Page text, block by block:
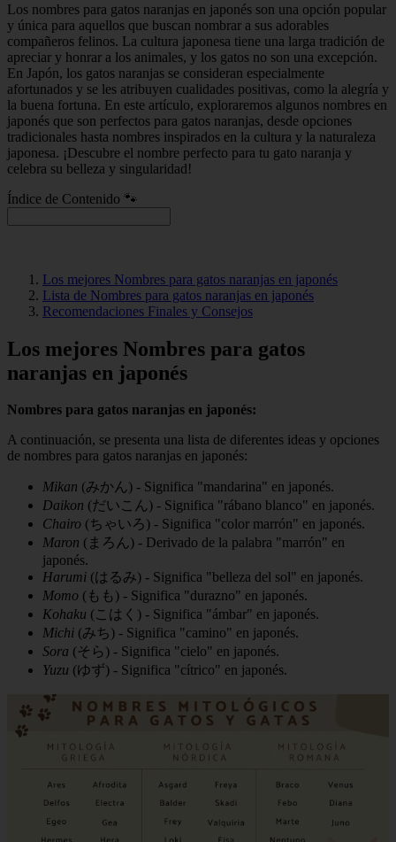
Los nombres para gatos naranjas en japonés son una opción popular
y única para aquellos que buscan nombrar a sus adorables
compañeros felinos. La cultura japonesa tiene una larga tradición de
apreciar y honrar a los animales, y los gatos no son una excepción.
En Japón, los gatos naranjas se consideran especialmente
afortunados y se les atribuyen cualidades positivas, como la alegría y
la buena fortuna. En este artículo, exploraremos algunos nombres en
japonés que son perfectos para gatos naranjas, desde opciones
tradicionales hasta nombres inspirados en la cultura y la naturaleza
japonesa. ¡Descubre el nombre perfecto para tu gato naranja y
celebra su belleza y singularidad!
Índice de Contenido 🐾
Los mejores Nombres para gatos naranjas en japonés
Lista de Nombres para gatos naranjas en japonés
Recomendaciones Finales y Consejos
Los mejores Nombres para gatos
naranjas en japonés
Nombres para gatos naranjas en japonés:
A continuación, se presenta una lista de diferentes ideas y opciones
de nombres para gatos naranjas en japonés:
Mikan (みかん) - Significa "mandarina" en japonés.
Daikon (だいこん) - Significa "rábano blanco" en japonés.
Chairo (ちゃいろ) - Significa "color marrón" en japonés.
Maron (まろん) - Derivado de la palabra "marrón" en
japonés.
Harumi (はるみ) - Significa "belleza del sol" en japonés.
Momo (もも) - Significa "durazno" en japonés.
Kohaku (こはく) - Significa "ámbar" en japonés.
Michi (みち) - Significa "camino" en japonés.
Sora (そら) - Significa "cielo" en japonés.
Yuzu (ゆず) - Significa "cítrico" en japonés.